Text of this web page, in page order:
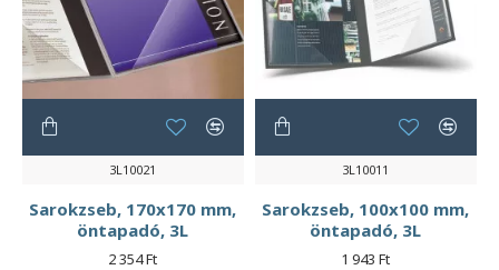
3L10021
Sarokzseb, 170x170 mm,
öntapadó, 3L
2 354 Ft
3L10011
Sarokzseb, 100x100 mm,
öntapadó, 3L
1 943 Ft